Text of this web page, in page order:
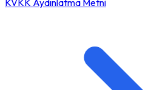
KVKK Aydınlatma Metni